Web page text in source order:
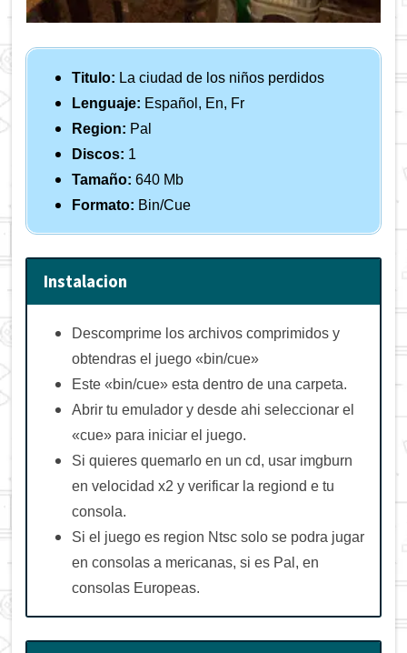
Titulo: La ciudad de los niños perdidos
Lenguaje: Español, En, Fr
Region: Pal
Discos: 1
Tamaño: 640 Mb
Formato: Bin/Cue
Instalacion
Descomprime los archivos comprimidos y
obtendras el juego «bin/cue»
Este «bin/cue» esta dentro de una carpeta.
Abrir tu emulador y desde ahi seleccionar el
«cue» para iniciar el juego.
Si quieres quemarlo en un cd, usar imgburn
en velocidad x2 y verificar la regiond e tu
consola.
Si el juego es region Ntsc solo se podra jugar
en consolas a mericanas, si es Pal, en
consolas Europeas.